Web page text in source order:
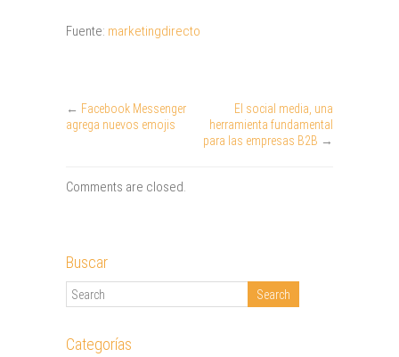
Fuente: marketingdirecto
← Facebook Messenger
agrega nuevos emojis
El social media, una
herramienta fundamental
para las empresas B2B →
Comments are closed.
Buscar
Categorías